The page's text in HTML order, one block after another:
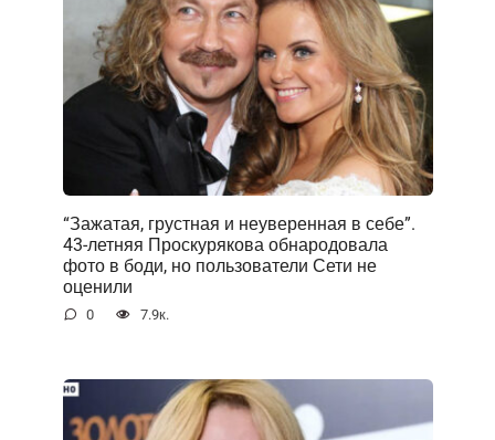
“Зажатая, грустная и неуверенная в себе”.
43-летняя Проскурякова обнародовала
фото в боди, но пользователи Сети не
оценили
0 7.9к.